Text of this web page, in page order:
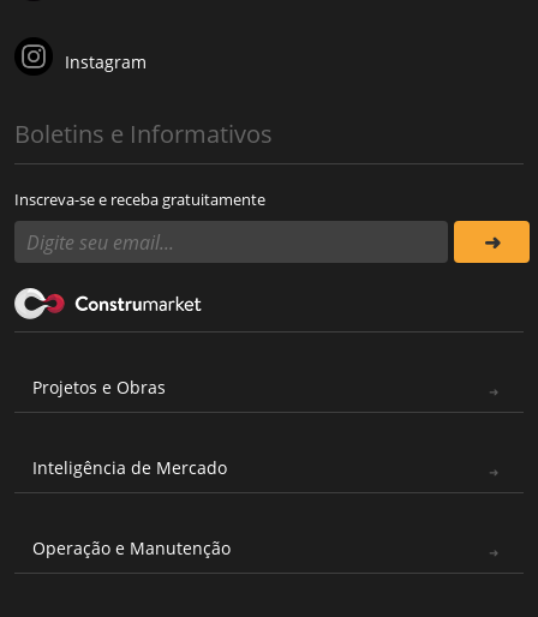
Instagram
Boletins e Informativos
Inscreva-se e receba gratuitamente
Projetos e Obras
Inteligência de Mercado
Operação e Manutenção